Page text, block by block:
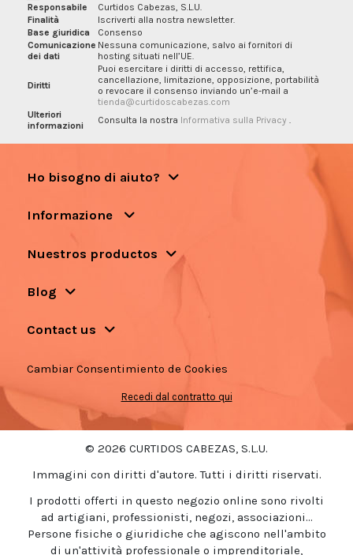
Responsabile
Curtidos Cabezas, S.L.U.
Finalità
Iscriverti alla nostra newsletter.
Base giuridica
Consenso
Comunicazione
dei dati
Nessuna comunicazione, salvo ai fornitori di
hosting situati nell’UE.
Diritti
Puoi esercitare i diritti di accesso, rettifica,
cancellazione, limitazione, opposizione, portabilità
o revocare il consenso inviando un’e-mail a
tienda@curtidoscabezas.com
Ulteriori
informazioni
Consulta la nostra Informativa sulla Privacy
Ho bisogno di aiuto?
Informazione
Nuestros productos
Blog
Contact us
Cambiar Consentimiento de Cookies
Recedi dal contratto qui
© 2026 CURTIDOS CABEZAS, S.L.U.
Immagini con diritti d'autore. Tutti i diritti riservati.
I prodotti offerti in questo negozio online sono rivolti
ad artigiani, professionisti, negozi, associazioni...
Persone fisiche o giuridiche che agiscono nell'ambito
di un'attività professionale o imprenditoriale,